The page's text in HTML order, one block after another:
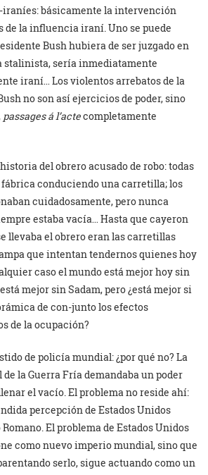
básicamente la intervención
de la influencia iraní. Uno se puede
Bush hubiera de ser juzgado en
stalinista, sería inmediatamente
iraní… Los violentos arrebatos de la
no son así ejercicios de poder, sino
passages á l’actecompletamente
del obrero acusado de robo: todas
fábrica conduciendo una carretilla; los
cuidadosamente, pero nunca
estaba vacía… Hasta que cayeron
llevaba el obrero eran las carretillas
que intentan tendernos quienes hoy
caso el mundo está mejor hoy sin
mejor sin Sadam, pero ¿está mejor si
de con-junto los efectos
de la ocupación?
de policía mundial: ¿por qué no? La
la Guerra Fría demandaba un poder
el vacío. El problema no reside ahí:
percepción de Estados Unidos
El problema de Estados Unidos
como nuevo imperio mundial, sino que
serlo, sigue actuando como un